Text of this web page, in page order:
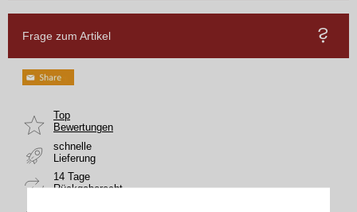
Frage zum Artikel
Top
Bewertungen
schnelle
Lieferung
14 Tage
Rückgaberecht